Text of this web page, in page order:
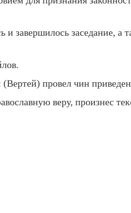
завершилось заседание, а
провел чин
веру, произнес